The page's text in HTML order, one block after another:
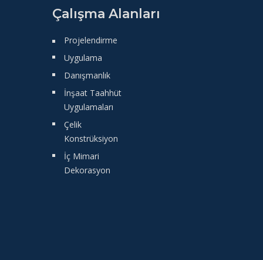
Çalışma Alanları
Projelendirme
Uygulama
Danışmanlık
İnşaat Taahhüt
Uygulamaları
Çelik
Konstrüksiyon
İç Mimari
Dekorasyon